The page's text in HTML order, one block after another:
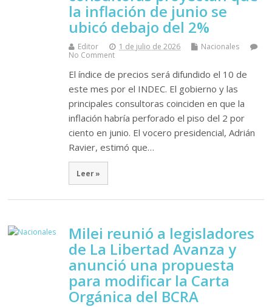
la inflación de junio se
ubicó debajo del 2%
Editor 1 de julio de 2026
Nacionales
No Comment
El índice de precios será difundido el 10 de
este mes por el INDEC. El gobierno y las
principales consultoras coinciden en que la
inflación habría perforado el piso del 2 por
ciento en junio. El vocero presidencial, Adrián
Ravier, estimó que…
Leer »
Milei reunió a legisladores
de La Libertad Avanza y
anunció una propuesta
para modificar la Carta
Orgánica del BCRA